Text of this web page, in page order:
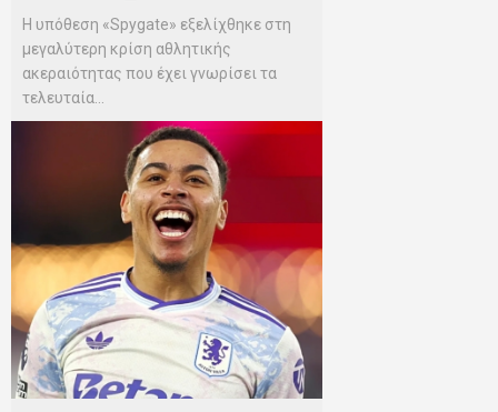
Η υπόθεση «Spygate» εξελίχθηκε στη
μεγαλύτερη κρίση αθλητικής
ακεραιότητας που έχει γνωρίσει τα
τελευταία...